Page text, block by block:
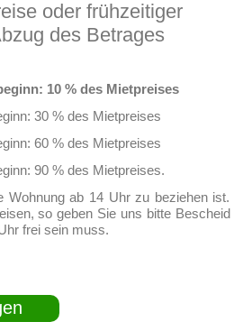
oder frühzeitiger
des Betrages
10 % des Mietpreises
30 % des Mietpreises
60 % des Mietpreises
90 % des Mietpreises.
Wohnung ab 14 Uhr zu beziehen ist.
so geben Sie uns bitte Bescheid
frei sein muss.